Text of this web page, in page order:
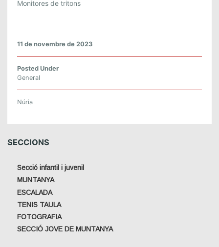
Monitores de tritons
11 de novembre de 2023
Posted Under
General
Núria
SECCIONS
Secció infantil i juvenil
MUNTANYA
ESCALADA
TENIS TAULA
FOTOGRAFIA
SECCIÓ JOVE DE MUNTANYA